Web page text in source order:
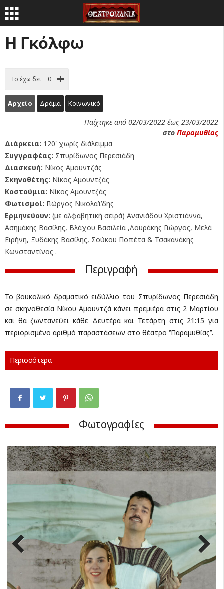
Η Γκόλφω
Το έχω δει 0
Αρχείο Δράμα Κοινωνικό
Παίχτηκε από 02/03/2022 έως 23/03/2022
στο Παραμυθίας
Διάρκεια: 120' χωρίς διάλειμμα
Συγγραφέας: Σπυρίδωνος Περεσιάδη
Διασκευή: Νίκος Αμουντζάς
Σκηνοθέτης: Νίκος Αμουντζάς
Κοστούμια: Νίκος Αμουντζάς
Φωτισμοί: Γιώργος Νικολα’ι’δης
Ερμηνεύουν: (με αλφαβητική σειρά) Ανανιάδου Χριστιάννα,
Ασημάκης Βασίλης, Βλάχου Βασιλεία ,Λουράκης Γιώργος, Μελά
Ειρήνη, Ξυδάκης Βασίλης, Σούκου Ποπέτα & Τσακανάκης
Κωνσταντίνος .
Περιγραφή
Το βουκολικό δραματικό ειδύλλιο του Σπυρίδωνος Περεσιάδη
σε σκηνοθεσία Νίκου Αμουντζά κάνει πρεμιέρα στις 2 Μαρτίου
και θα ζωντανεύει κάθε Δευτέρα και Τετάρτη στις 21:15 για
περιορισμένο αριθμό παραστάσεων στο θέατρο ‘’Παραμυθίας’’.
Περισσότερα
Φωτογραφίες
ous
Next